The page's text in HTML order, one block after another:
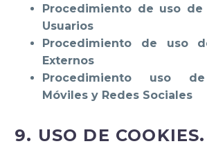
Procedimiento de uso de
Usuarios
Procedimiento de uso
Externos
Procedimiento uso
Móviles y Redes Sociales
9. USO DE COOKIES.